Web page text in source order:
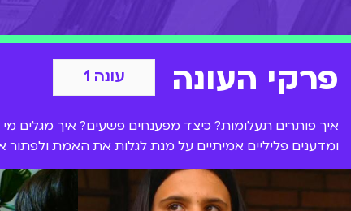
פרקי העונה עונה 1
איך פותרים תעלומות? כיצד מפענחים פשעים? איך
ומדענים פליליים אמיתיים על מנת לגלות את האמת